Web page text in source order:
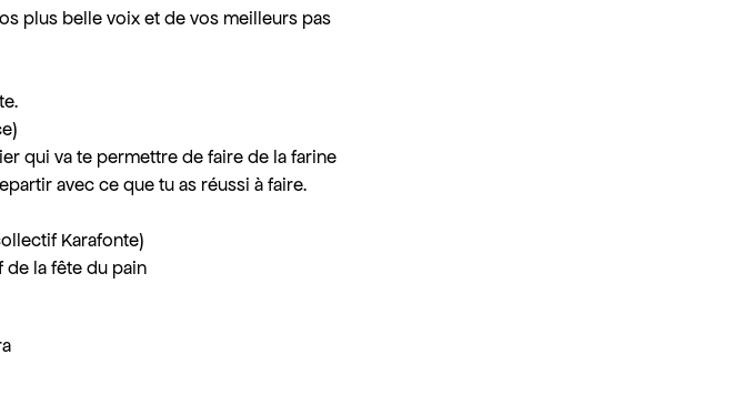
plus belle voix et de vos meilleurs pas
qui va te permettre de faire de la farine
avec ce que tu as réussi à faire.
Karafonte)
la fête du pain